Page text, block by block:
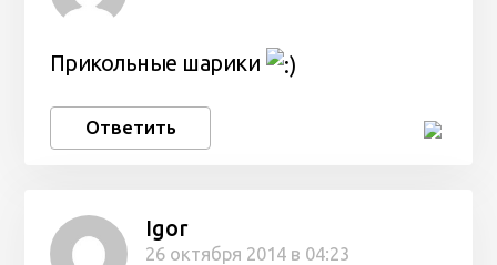
Прикольные шарики
Ответить
Igor
26 октября 2014 в 04:23